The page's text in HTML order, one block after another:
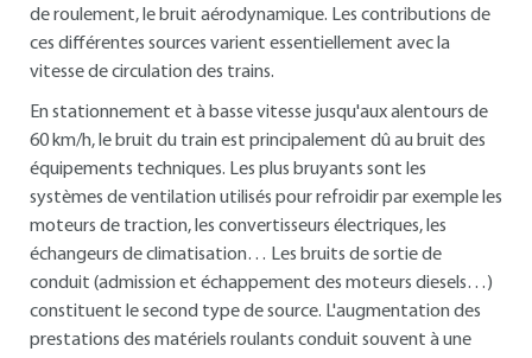
de roulement, le bruit aérodynamique. Les contributions de
ces différentes sources varient essentiellement avec la
vitesse de circulation des trains.
En stationnement et à basse vitesse jusqu'aux alentours de
60 km/h, le bruit du train est principalement dû au bruit des
équipements techniques. Les plus bruyants sont les
systèmes de ventilation utilisés pour refroidir par exemple les
moteurs de traction, les convertisseurs électriques, les
échangeurs de climatisation… Les bruits de sortie de
conduit (admission et échappement des moteurs diesels…)
constituent le second type de source. L'augmentation des
prestations des matériels roulants conduit souvent à une